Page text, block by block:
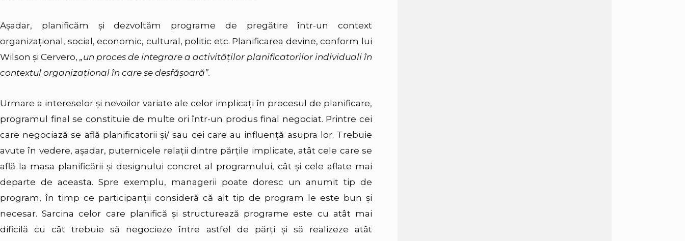
Aşadar, planificăm şi dezvoltăm programe de pregătire într-un context
organizaţional, social, economic, cultural, politic etc. Planificarea devine, conform lui
Wilson şi Cervero, „un proces de integrare a activităţilor planificatorilor individuali în
contextul organizaţional în care se desfăşoară”.
Urmare a intereselor şi nevoilor variate ale celor implicaţi în procesul de planificare,
programul final se constituie de multe ori într-un produs final negociat. Printre cei
care negociază se află planificatorii şi/ sau cei care au influenţă asupra lor. Trebuie
avute în vedere, aşadar, puternicele relaţii dintre părţile implicate, atât cele care se
află la masa planificării şi designului concret al programului, cât şi cele aflate mai
departe de aceasta. Spre exemplu, managerii poate doresc un anumit tip de
program, în timp ce participanţii consideră că alt tip de program le este bun şi
necesar. Sarcina celor care planifică şi structurează programe este cu atât mai
dificilă cu cât trebuie să negocieze între astfel de părţi şi să realizeze atât